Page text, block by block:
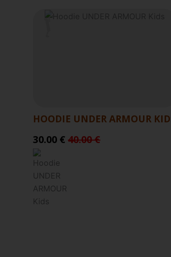
HOODIE UNDER ARMOUR
30.00 € 40.00 €